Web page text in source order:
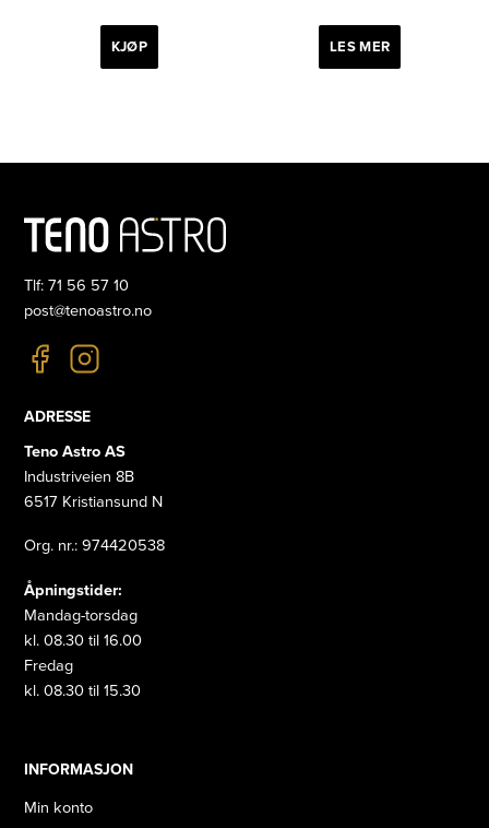
KJØP LES MER
Tlf: 71 56 57 10
post@tenoastro.no
ADRESSE
Teno Astro AS
Industriveien 8B
6517 Kristiansund N
Org. nr.: 974420538
Åpningstider:
Mandag-torsdag
kl. 08.30 til 16.00
Fredag
kl. 08.30 til 15.30
INFORMASJON
Min konto